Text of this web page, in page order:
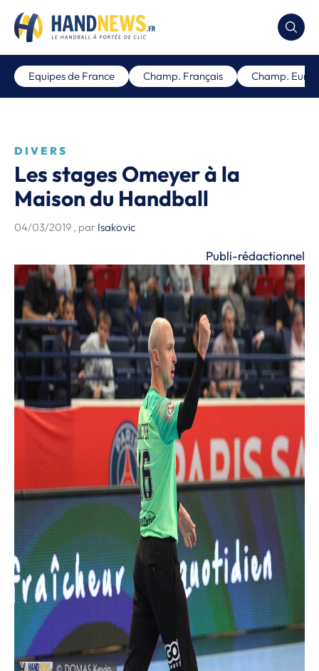
Equipes de France Champ. Français Champ.
DIVERS
Les stages Omeyer à la
Maison du Handball
04/03/2019 , par Isakovic
Publi-rédactionnel